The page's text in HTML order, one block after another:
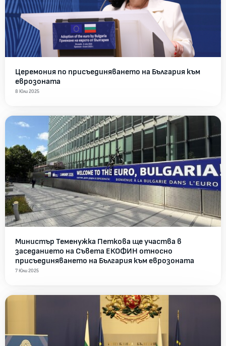
Церемония по присъединяването на България към
еврозоната
8 Юли 2025
Министър Теменужка Петкова ще участва в
заседанието на Съвета ЕКОФИН относно
присъединяването на България към еврозоната
7 Юли 2025